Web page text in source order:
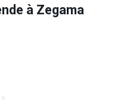
à Zegama